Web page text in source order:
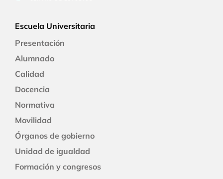
Escuela Universitaria
Presentación
Alumnado
Calidad
Docencia
Normativa
Movilidad
Órganos de gobierno
Unidad de igualdad
Formación y congresos